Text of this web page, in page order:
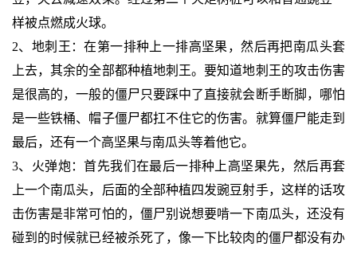
样被点燃成火球。
2、地刺王：在第一排种上一排高坚果，然后再把南瓜头套
上去，其余的全部都种植地刺王。要知道地刺王的攻击伤害
是很高的，一般的僵尸只要踩中了直接就会断手断脚，哪怕
是一些铁桶、帽子僵尸都扛不住它的伤害。就算僵尸能走到
最后，还有一个高坚果与南瓜头等着他它。
3、火弹炮：首先我们在最后一排种上高坚果先，然后再套
上一个南瓜头，后面的全部种植四发豌豆射手，这样的话攻
击伤害是非常可怕的，僵尸别说想要啃一下南瓜头，还没有
碰到的时候就已经被杀死了，像一下比较肉的僵尸都没有办